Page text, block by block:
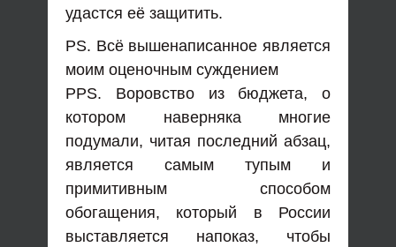
удастся её защитить.
PS. Всё вышенаписанное является
моим оценочным суждением
PPS. Воровство из бюджета, о
котором наверняка многие
подумали, читая последний абзац,
является самым тупым и
примитивным способом
обогащения, который в России
выставляется напоказ, чтобы